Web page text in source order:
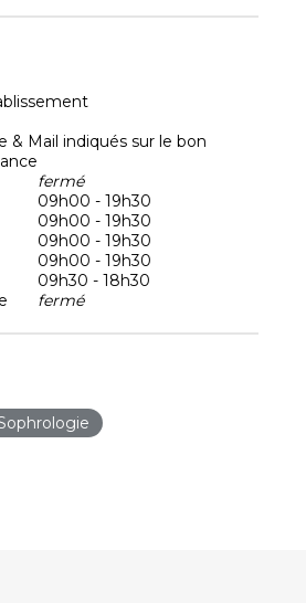
& Mail indiqués sur le bon
fermé
09h00 - 19h30
09h00 - 19h30
09h00 - 19h30
09h00 - 19h30
09h30 - 18h30
fermé